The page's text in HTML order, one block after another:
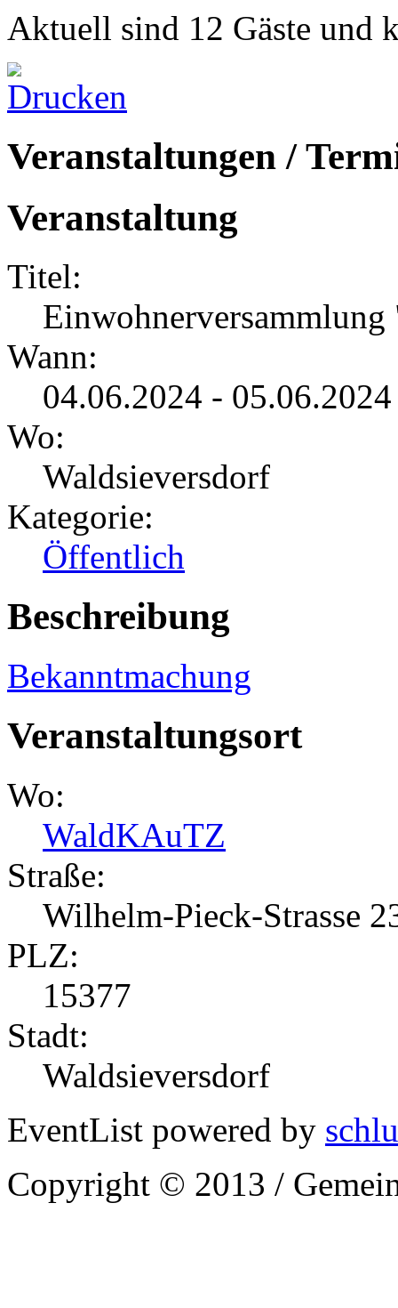
Aktuell sind 12 Gäste und
Veranstaltungen /
Veranstaltung
Titel:
Wann:
04.06.2024 -
Wo:
Waldsieversdorf
Kategorie:
Öffentlich
Beschreibung
Bekanntmachung
Veranstaltungsort
Wo:
WaldKAuTZ
Straße:
Wilhelm-Pieck-Strasse
PLZ:
15377
Stadt:
Waldsieversdorf
EventList powered by
Copyright © 2013 /